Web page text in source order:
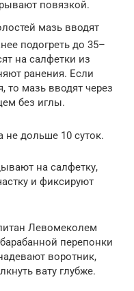
повязкой.
мазь вводят
подогреть до 35–
на салфетки из
ранения. Если
то мазь вводят через
без иглы.
дольше 10 суток.
на салфетку,
и фиксируют
Левомеколем
перепонки
воротник,
вату глубже.